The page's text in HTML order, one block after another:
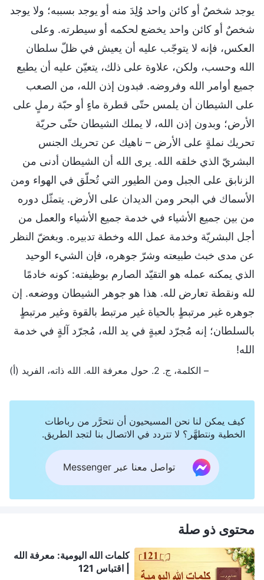
يوجد شخصٌ أو كائن واحد وُلِدَ منه أو يوجد بسببه؛ ولا يوجد
شخصٌ أو كائن واحد يخضع لحكمه أو سيطرته. وعلى
العكس، فإنه لا يتوجّب عليه أن يعيش في ظلّ سلطان
الله وحسب، ولكن، علاوة على ذلك، يتعيّن عليه أن يطيع
جميع أوامر الله وفروضه. فبدون إذن الله، من الصعب
على الشيطان أن يلمس حتّى قطرة ماءٍ أو حبّة رملٍ على
الأرض؛ وبدون إذن الله، لا يملك الشيطان حتّى حريّة
تحريك نملةٍ على الأرض – ناهيك عن تحريك الجنس
البشريّ الذي خلقه الله. يرى الله أن الشيطان أدنى من
الزنابق على الجبل ومن الطيور التي تُحلّق في الهواء ومن
الأسماك في البحر ومن الديدان على الأرض. يتمثّل دوره
من بين جميع الأشياء في خدمة جميع الأشياء والعمل من
أجل البشريّة وخدمة عمل الله وخطة تدبيره. وبغضّ النظر
عن مدى خبث طبيعته وشرّ جوهره، فإن الشيء الوحيد
الذي يمكنه عمله هو التقيّد الصارم بوظيفته: كونه خادمًا
لله ونقطة تعارض لله. هذا هو جوهر الشيطان ووضعه. إن
جوهره غير مرتبطٍ بالحياة غير مرتبط بالقوة وغير مرتبطٍ
بالسلطان؛ إنه مُجرّد لعبةٍ في يد الله، مُجرّد آلةٍ في خدمة
الله!
– الكلمة، ج. 2. حول معرفة الله. الله ذاته، الفريد (أ)
كيف يمكن لنا نحن المسيحيون أن نتحرَّر من رباطات
الخطية ونتطهَّر؟ لا تتردد في الاتصال بنا لتجد الطريق.
تواصل معنا عبر Messenger
محتوى ذو صلة
كلمات الله اليومية: معرفة الله
| اقتباس 121